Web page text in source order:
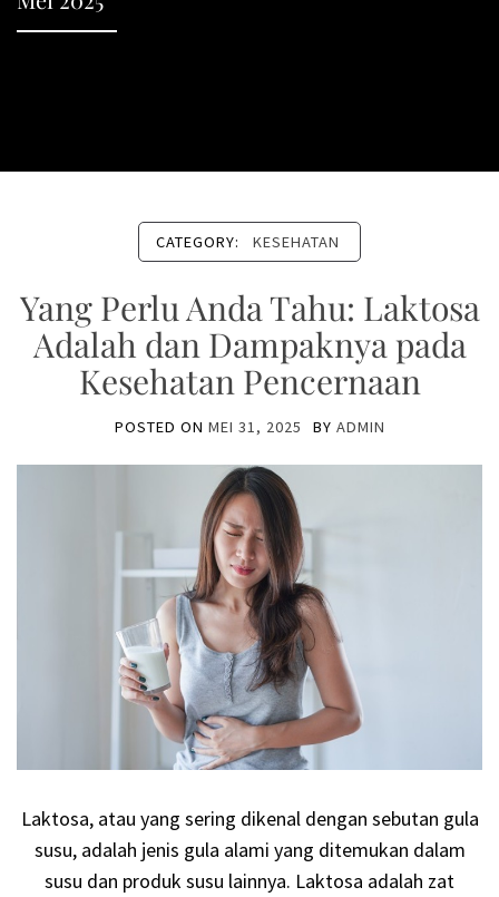
CATEGORY: KESEHATAN
Yang Perlu Anda Tahu: Laktosa
Adalah dan Dampaknya pada
Kesehatan Pencernaan
POSTED ON MEI 31, 2025 BY ADMIN
Laktosa, atau yang sering dikenal dengan sebutan gula
susu, adalah jenis gula alami yang ditemukan dalam
susu dan produk susu lainnya. Laktosa adalah zat